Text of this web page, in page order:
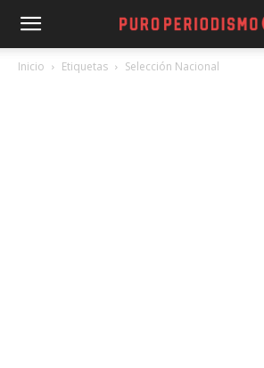
Inicio Etiquetas Selección Nacional